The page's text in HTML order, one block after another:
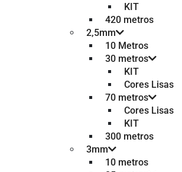
KIT
420 metros
2,5mm
10 Metros
30 metros
KIT
Cores Lisas
70 metros
Cores Lisas
KIT
300 metros
3mm
10 metros